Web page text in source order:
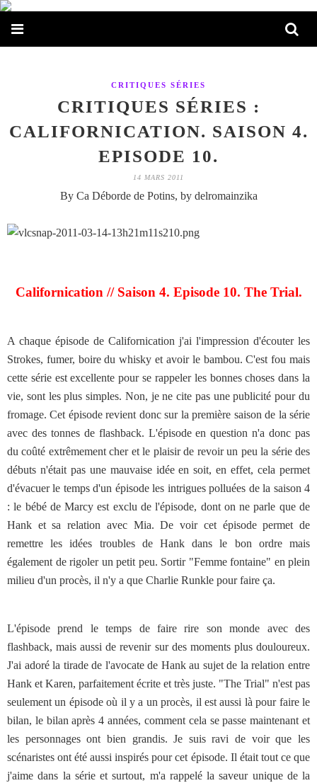
CRITIQUES SÉRIES
CRITIQUES SÉRIES :
CALIFORNICATION. SAISON 4.
EPISODE 10.
14 MARS 2011
By Ca Déborde de Potins, by delromainzika
Californication // Saison 4. Episode 10. The Trial.
A chaque épisode de Californication j'ai l'impression d'écouter les
Strokes, fumer, boire du whisky et avoir le bambou. C'est fou mais
cette série est excellente pour se rappeler les bonnes choses dans la
vie, sont les plus simples. Non, je ne cite pas une publicité pour du
fromage. Cet épisode revient donc sur la première saison de la série
avec des tonnes de flashback. L'épisode en question n'a donc pas
du coûté extrêmement cher et le plaisir de revoir un peu la série des
débuts n'était pas une mauvaise idée en soit, en effet, cela permet
d'évacuer le temps d'un épisode les intrigues polluées de la saison 4
: le bébé de Marcy est exclu de l'épisode, dont on ne parle que de
Hank et sa relation avec Mia. De voir cet épisode permet de
remettre les idées troubles de Hank dans le bon ordre mais
également de rigoler un petit peu. Sortir "Femme fontaine" en plein
milieu d'un procès, il n'y a que Charlie Runkle pour faire ça.
L'épisode prend le temps de faire rire son monde avec des
flashback, mais aussi de revenir sur des moments plus douloureux.
J'ai adoré la tirade de l'avocate de Hank au sujet de la relation entre
Hank et Karen, parfaitement écrite et très juste. "The Trial" n'est pas
seulement un épisode où il y a un procès, il est aussi là pour faire le
bilan, le bilan après 4 années, comment cela se passe maintenant et
les personnages ont bien grandis. Je suis ravi de voir que les
scénaristes ont été aussi inspirés pour cet épisode. Il était tout ce que
j'aime dans la série et surtout, m'a rappelé la saveur unique de la